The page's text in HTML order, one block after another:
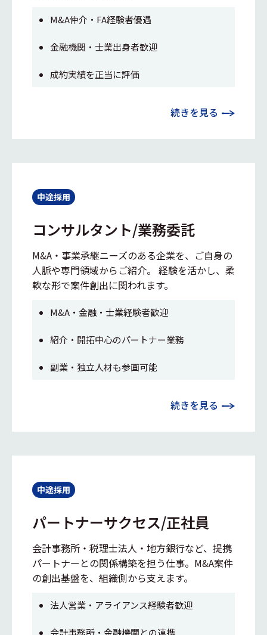
M&A仲介・FA経験者優遇
金融機関・士業出身者歓迎
成約実績を正当に評価
続きを見る
中途採用
コンサルタント/業務委託
M&A・事業承継ニーズのある企業を、ご自身の
人脈や専門領域からご紹介。 経験を活かし、柔
軟な形で案件創出に関われます。
M&A・金融・士業経験者歓迎
紹介・開拓中心のパートナー業務
副業・独立人材も参画可能
続きを見る
中途採用
パートナーサクセス/正社員
会計事務所・税理士法人・地方銀行など、提携
パートナーとの関係構築を担う仕事。M&A案件
の創出基盤を、組織側から支えます。
法人営業・アライアンス経験者歓迎
会計事務所・金融機関との連携